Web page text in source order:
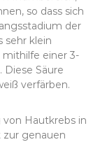
so dass sich
der
sehr klein
mithilfe einer 3-
Säure
verfärben.
Hautkrebs in
zur genauen